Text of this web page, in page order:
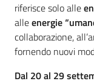
riferisce solo alle
alleenergie
collaborazione,
fornendo nuovi
Dal 20 al 29